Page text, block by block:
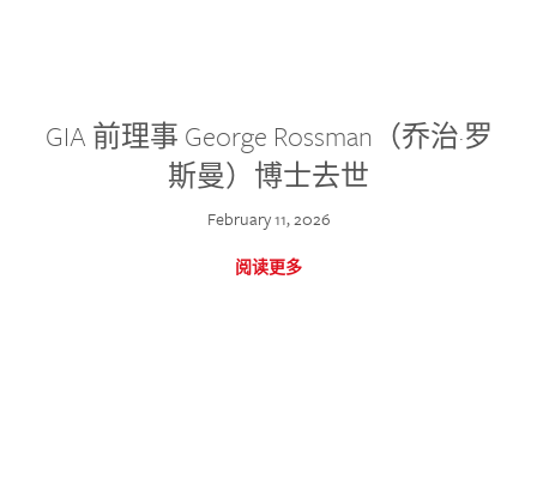
GIA 前理事 George Rossman（乔治·罗
斯曼）博士去世
February 11, 2026
阅读更多